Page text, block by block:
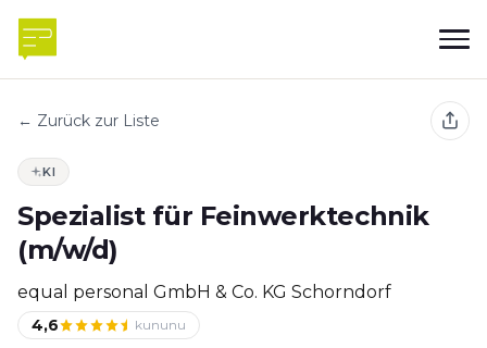
← Zurück zur Liste
KI
Spezialist für Feinwerktechnik
(m/w/d)
equal personal GmbH & Co. KG Schorndorf
4,6 kununu